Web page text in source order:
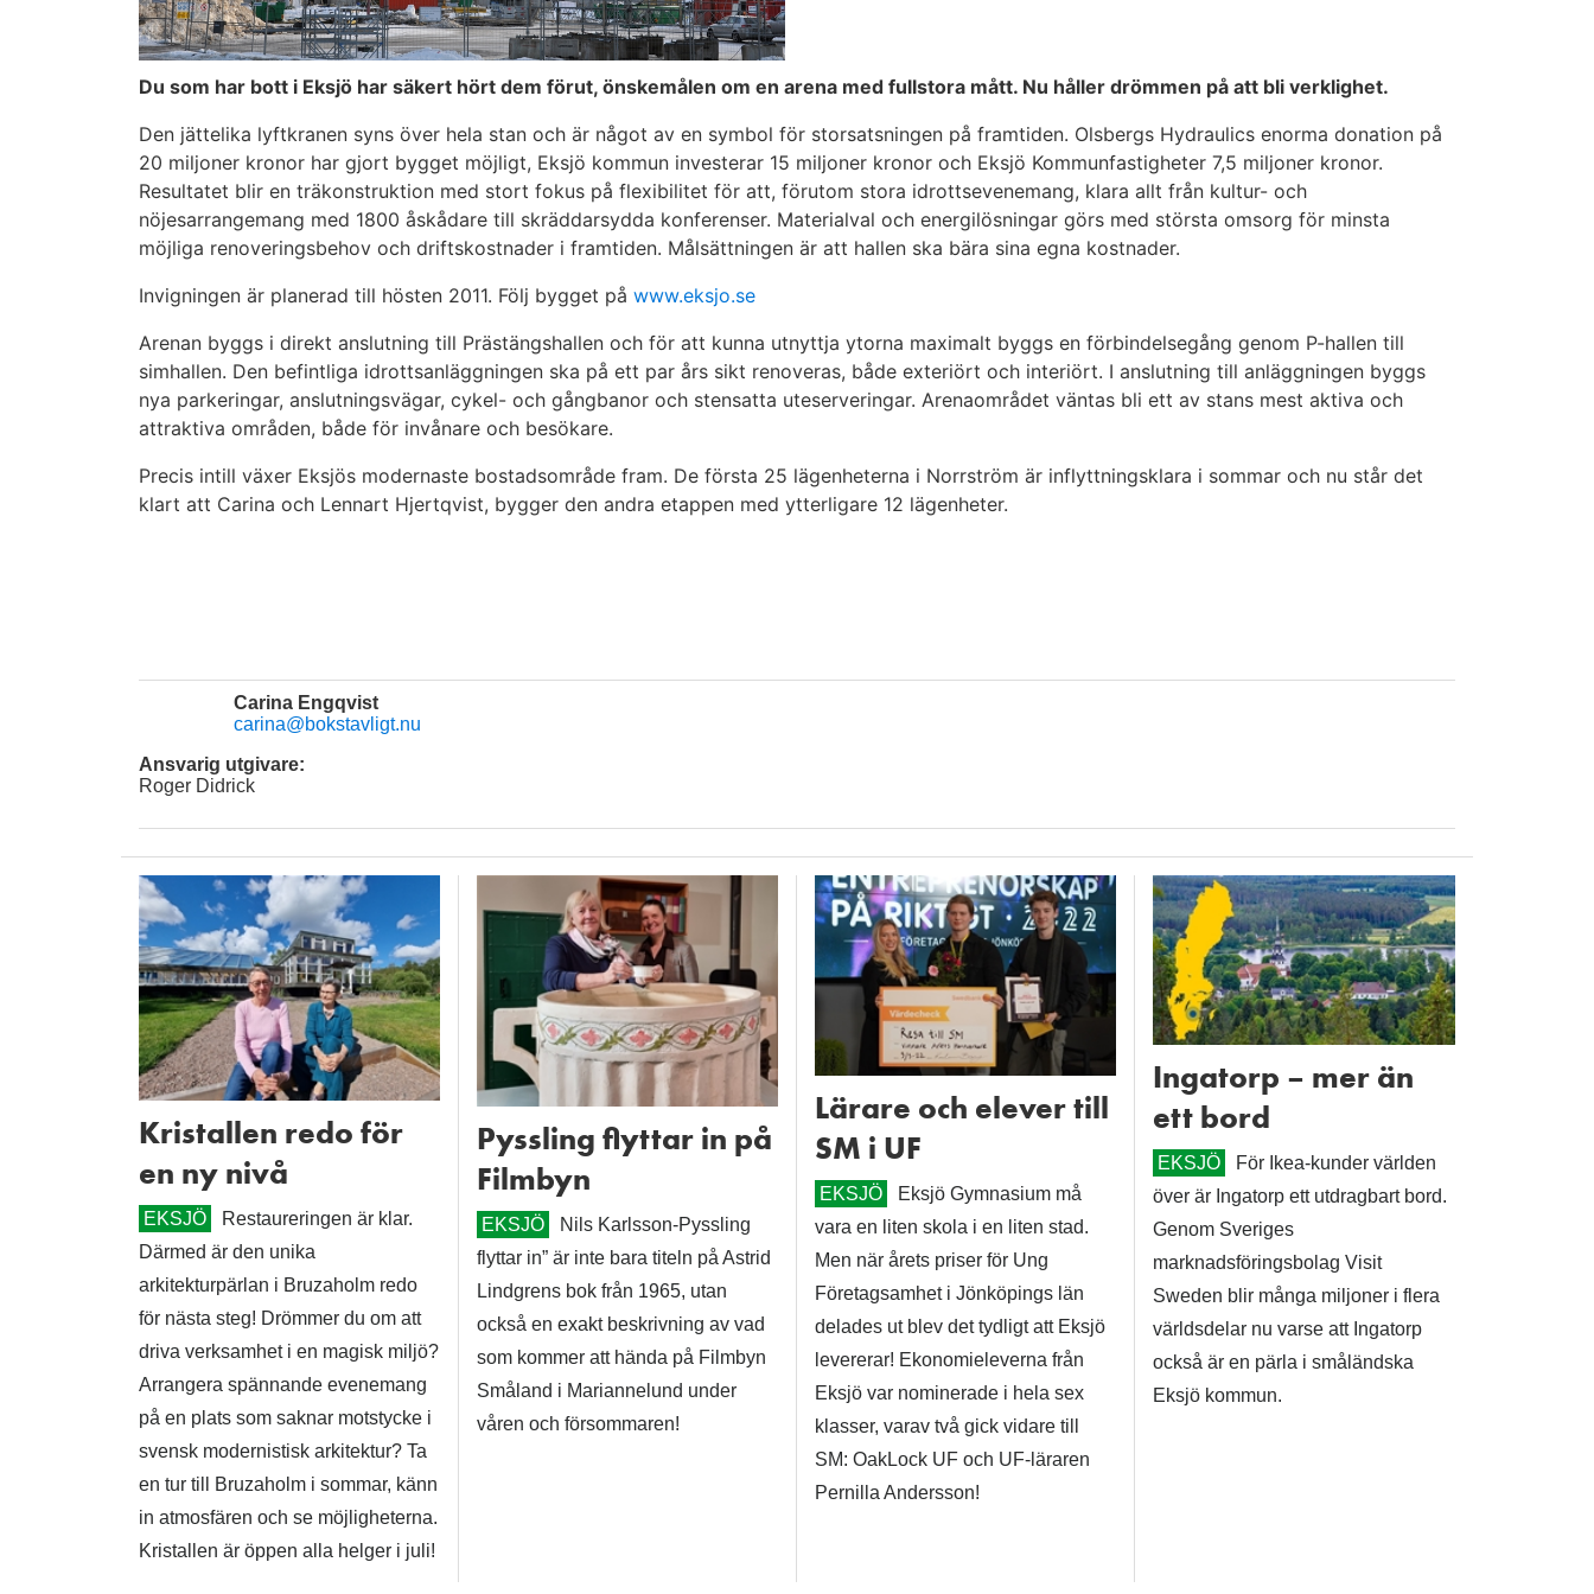
Du som har bott i Eksjö har säkert hört dem förut, önskemålen om en arena med fullstora mått. Nu håller drömmen på att bli verklighet.
Den jättelika lyftkranen syns över hela stan och är något av en symbol för storsatsningen på framtiden. Olsbergs Hydraulics enorma donation på
20 miljoner kronor har gjort bygget möjligt, Eksjö kommun investerar 15 miljoner kronor och Eksjö Kommunfastigheter 7,5 miljoner kronor.
Resultatet blir en träkonstruktion med stort fokus på flexibilitet för att, förutom stora idrottsevenemang, klara allt från kultur- och
nöjesarrangemang med 1800 åskådare till skräddarsydda konferenser. Materialval och energilösningar görs med största omsorg för minsta
möjliga renoveringsbehov och driftskostnader i framtiden. Målsättningen är att hallen ska bära sina egna kostnader.
Invigningen är planerad till hösten 2011. Följ bygget på www.eksjo.se
Arenan byggs i direkt anslutning till Prästängshallen och för att kunna utnyttja ytorna maximalt byggs en förbindelsegång genom P-hallen till
simhallen. Den befintliga idrottsanläggningen ska på ett par års sikt renoveras, både exteriört och interiört. I anslutning till anläggningen byggs
nya parkeringar, anslutningsvägar, cykel- och gångbanor och stensatta uteserveringar. Arenaområdet väntas bli ett av stans mest aktiva och
attraktiva områden, både för invånare och besökare.
Precis intill växer Eksjös modernaste bostadsområde fram. De första 25 lägenheterna i Norrström är inflyttningsklara i sommar och nu står det
klart att Carina och Lennart Hjertqvist, bygger den andra etappen med ytterligare 12 lägenheter.
Carina Engqvist
carina@bokstavligt.nu
Ansvarig utgivare:
Roger Didrick
Kristallen redo för
en ny nivå
EKSJÖ
Restaureringen är klar.
Därmed är den unika
arkitekturpärlan i Bruzaholm redo
för nästa steg! Drömmer du om att
driva verksamhet i en magisk miljö?
Arrangera spännande evenemang
på en plats som saknar motstycke i
svensk modernistisk arkitektur? Ta
en tur till Bruzaholm i sommar, känn
in atmosfären och se möjligheterna.
Kristallen är öppen alla helger i juli!
Pyssling flyttar in på
Filmbyn
EKSJÖ
Nils Karlsson-Pyssling
flyttar in” är inte bara titeln på Astrid
Lindgrens bok från 1965, utan
också en exakt beskrivning av vad
som kommer att hända på Filmbyn
Småland i Mariannelund under
våren och försommaren!
Lärare och elever till
SM i UF
EKSJÖ
Eksjö Gymnasium må
vara en liten skola i en liten stad.
Men när årets priser för Ung
Företagsamhet i Jönköpings län
delades ut blev det tydligt att Eksjö
levererar! Ekonomieleverna från
Eksjö var nominerade i hela sex
klasser, varav två gick vidare till
SM: OakLock UF och UF-läraren
Pernilla Andersson!
Ingatorp – mer än
ett bord
EKSJÖ
För Ikea-kunder världen
över är Ingatorp ett utdragbart bord.
Genom Sveriges
marknadsföringsbolag Visit
Sweden blir många miljoner i flera
världsdelar nu varse att Ingatorp
också är en pärla i småländska
Eksjö kommun.